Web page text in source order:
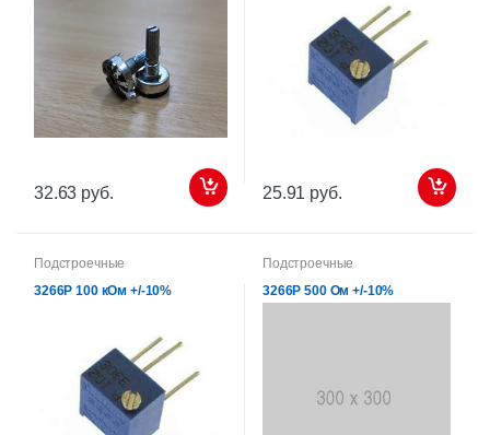
32.63 руб. 25.91 руб.
Подстроечные
3266P 100 кОм +/-10%
Подстроечные
3266P 500 Ом +/-10%